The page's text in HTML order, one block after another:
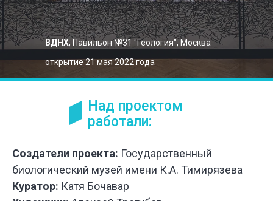
ВДНХ, Павильон №31 "Геология", Москва
открытие 21 мая 2022 года
Над проектом
работали:
Создатели проекта: Государственный
биологический музей имени К.А. Тимирязева
Куратор: Катя Бочавар